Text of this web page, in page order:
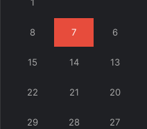
1
6
7
8
13
14
15
20
21
22
27
28
29